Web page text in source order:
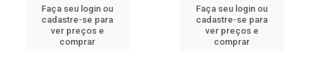
Faça seu login ou
cadastre-se para
ver preços e
comprar
Faça seu login ou
cadastre-se para
ver preços e
comprar